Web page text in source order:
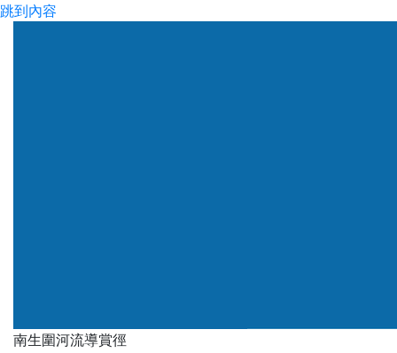
跳到內容
南生圍河流導賞徑